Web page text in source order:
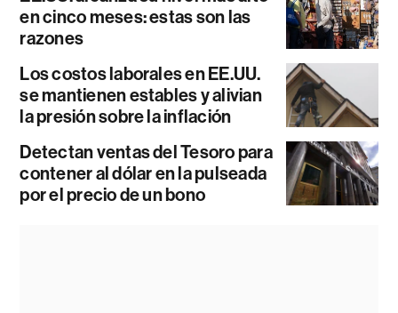
en cinco meses: estas son las
razones
Los costos laborales en EE.UU.
se mantienen estables y alivian
la presión sobre la inflación
Detectan ventas del Tesoro para
contener al dólar en la pulseada
por el precio de un bono